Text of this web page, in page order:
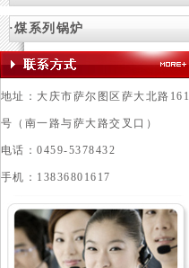
·煤系列锅炉
地址：大庆市萨尔图区萨大北路161
号（南一路与萨大路交叉口）
电话：0459-5378432
手机：13836801617